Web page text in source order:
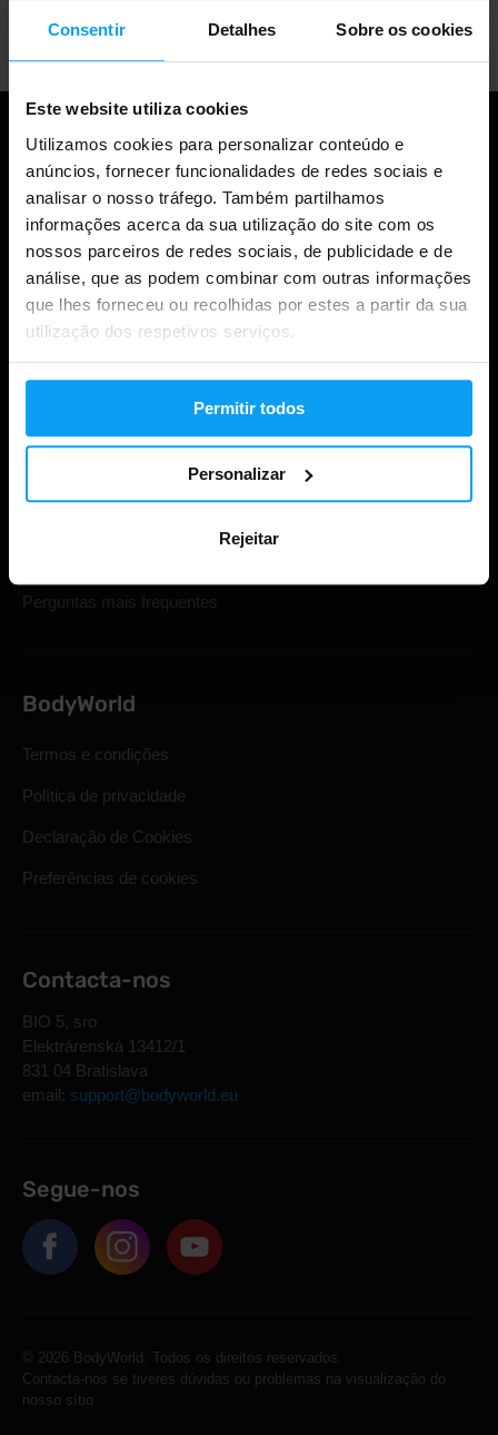
Consentir Detalhes Sobre os cookies
Este website utiliza cookies
Utilizamos cookies para personalizar conteúdo e
anúncios, fornecer funcionalidades de redes sociais e
analisar o nosso tráfego. Também partilhamos
informações acerca da sua utilização do site com os
nossos parceiros de redes sociais, de publicidade e de
análise, que as podem combinar com outras informações
que lhes forneceu ou recolhidas por estes a partir da sua
utilização dos respetivos serviços.
Permitir todos
Personalizar
Rejeitar
Compras
Iniciar sessão na conta
Perguntas mais frequentes
BodyWorld
Termos e condições
Política de privacidade
Declaração de Cookies
Preferências de cookies
Contacta-nos
BIO 5, sro
Elektrárenská 13412/1
831 04 Bratislava
email: support@bodyworld.eu
Segue-nos
© 2026 BodyWorld. Todos os direitos reservados.
Contacta-nos se tiveres dúvidas ou problemas na visualização do
nosso sítio